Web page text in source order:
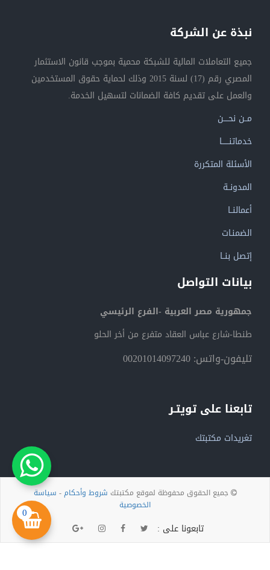
0
نبذة عن الشركة
جميع التعاملات المالية للشبكة محمية بموجب قانون الاستثمار
المصري رقم (17) لسنة 2015 وذلك لحماية حقوق المستخدمين
والعمل على تقديم كافة الضمانات لتسهيل الخدمة.
مــن نحــــن
خدماتنــــــا
الأسئلة المتكررة
المدونــة
أعمالنــا
الضمنـات
إتصل بنــا
بيانات التواصل
جمهورية مصر العربية -الفرع الرئيسي
طنطا-شارع عباس العقاد متفرع من أخر الحلو
تليفون-واتس: 00201014097240
تابعنا على تويتـر
تغريدات مكتبتك
جميع الحقوق محفوظة لموقع مكتبتك شروط وأحكام- سياسة
الخصوصية
تابعونا على :